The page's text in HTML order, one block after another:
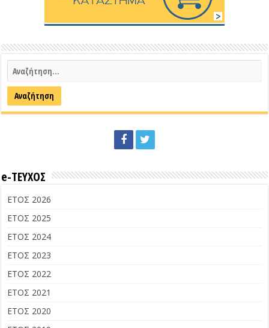
e-ΤΕΥΧΟΣ
ΕΤΟΣ 2026
ΕΤΟΣ 2025
ΕΤΟΣ 2024
ΕΤΟΣ 2023
ΕΤΟΣ 2022
ΕΤΟΣ 2021
ΕΤΟΣ 2020